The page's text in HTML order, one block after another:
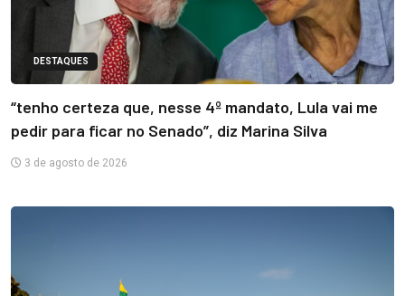
DESTAQUES
“tenho certeza que, nesse 4º mandato, Lula vai me
pedir para ficar no Senado”, diz Marina Silva
3 de agosto de 2026